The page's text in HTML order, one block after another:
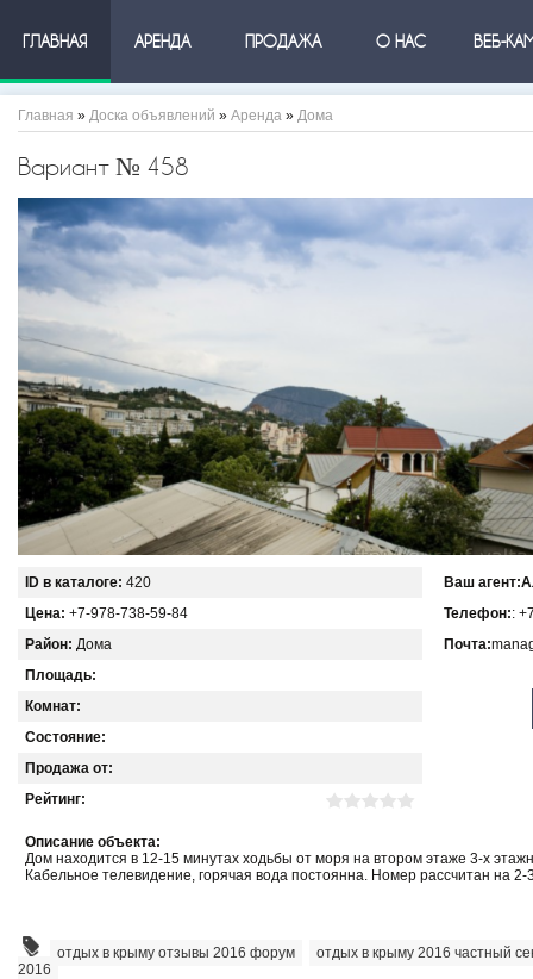
ГЛАВНАЯ АРЕНДА ПРОДАЖА О НАС ВЕБ-
Главная » Доска объявлений » Аренда » Дома
Вариант № 458
ID в каталоге: 420
Цена: +7-978-738-59-84
Район: Дома
Площадь:
Комнат:
Состояние:
Продажа от:
Рейтинг:
Ваш агент:
Телефон::
Почта:
Описание объекта:
Дом находится в 12-15 минутах ходьбы от моря на втором этаже 3-х
Кабельное телевидение, горячая вода постоянна. Номер рассчитан на 2-
отдых в крыму отзывы 2016 форум
отдых в крыму 2016 частный
2016